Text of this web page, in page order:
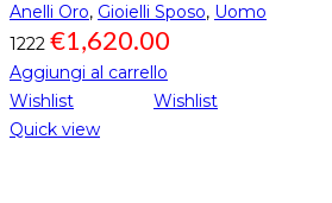
Anelli Oro, Gioielli Sposo, Uomo
1222 €1,620.00
Aggiungi al carrello
Wishlist
Wishlist
Quick view